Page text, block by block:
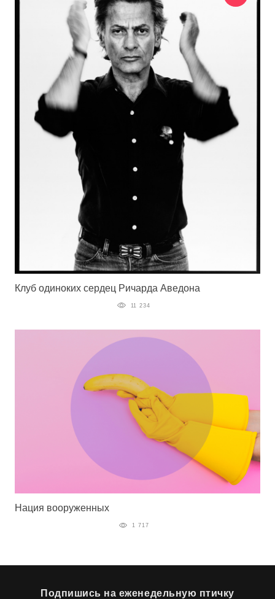
Клуб одиноких сердец Ричарда Аведона
11 234
Нация вооруженных
1 717
Подпишись на еженедельную птичку